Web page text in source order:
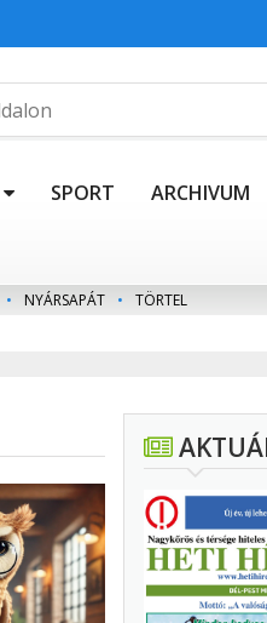
SPORT ARCHIVUM
• NYÁRSAPÁT • TÖRTEL